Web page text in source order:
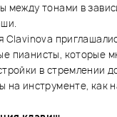
между тонами в
Clavinova
пианисты, которые
в стремлении
на инструменте, как